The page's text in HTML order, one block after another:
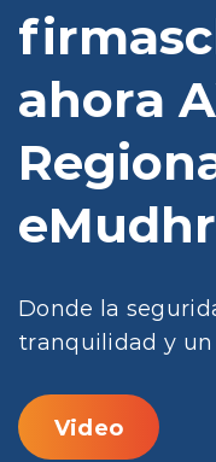
ahora
Donde la
tranquilidad y
Video